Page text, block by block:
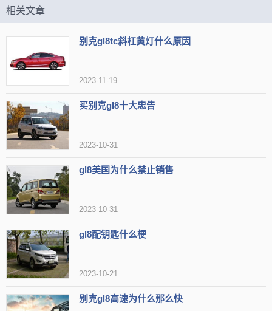
息，又有宽敞舒适的空间，配置也比较丰富。对于一些追求品质生活
当然，也有一些女性认为别克GL8太过商务，没有太多个性。此
外，别克GL8的价格也比较高，对于一些预算有限的女性来说可能不
相关文章
别克gl8tc斜杠黄灯什么原因
2023-11-19
买别克gl8十大忠告
2023-10-31
gl8美国为什么禁止销售
2023-10-31
gl8配钥匙什么梗
2023-10-21
别克gl8高速为什么那么快